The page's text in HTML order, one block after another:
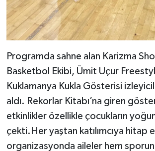
Programda sahne alan Karizma
Basketbol Ekibi, Ümit Uçur
Kuklamanya Kukla Gösterisi
aldı. Rekorlar Kitabı’na giren
etkinlikler özellikle çocukların
çekti.Her yaştan katılımcıya hitap
organizasyonda aileler hem